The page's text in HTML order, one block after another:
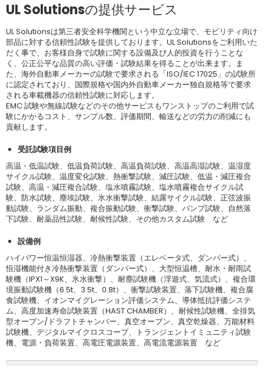
UL Solutionsの提供サービス
UL Solutionsは第三者安全科学機関という中立な立場で、モビリティ向け
部品に対する信頼性試験を提供しております。UL Solutionsをご利用いた
だく事で、お客様自身で試験に関する設備及び人的投資を行うことな
く、公正公平な品質の高い評価・試験結果を得ることが出来ます。ま
た、海外自動車メーカーの試験で要求される「ISO/IEC 17025」の試験所
に認定されており、国際規格や国内外自動車メーカー独自規格等で要求
される車載機器の信頼性試験に対応します。
EMC 試験や無線試験などのその他サービスもワンストップのご利用で試
験にかかるコスト、サンプル数、評価期間、輸送などの労力の削減にも
貢献します。
受託試験項目例
高温・低温試験、低温負荷試験、高温負荷試験、高温高湿試験、温湿度
サイクル試験、温度変化試験、熱衝撃試験、減圧試験、低温・減圧複合
試験、高温・減圧複合試験、塩水噴霧試験、塩水噴霧複合サイクル試
験、防水試験、塵埃試験、氷水衝撃試験、結露サイクル試験、正弦波振
動試験、ランダム振動、複合振動試験、衝撃試験、バンプ試験、自然落
下試験、耐薬品性試験、耐候性試験、その他カスタム試験 など
設備例
ハイパワー恒温恒湿器、冷熱衝撃装置（エレベータ式、ダンパー式）、
恒湿機能付き冷熱衝撃装置（ダンパー式）、大型恒温槽、耐水・耐雨試
験機（IPX1～X9K、氷水衝撃）、耐塵試験機（浮遊式、気流式）、複合環
境振動試験機（6.5t、3.5t、0.8t）、衝撃試験装置、落下試験機、複合腐
食試験機、イオンマイグレーション評価システム、導体抵抗評価システ
ム、高度加速寿命試験装置（HAST CHAMBER）、耐候性試験機、全排気
型オーブン/ドラフトチャンバー、真空オーブン、真空乾燥器、万能材料
試験機、デジタルマイクロスコープ、トランジェントイミュニティ試験
機、電源・負荷装置、高電圧電源装置、高電流電源装置 など